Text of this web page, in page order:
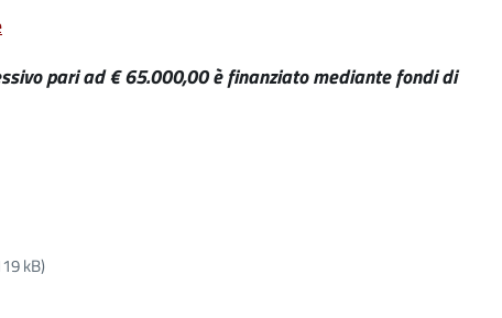
pari ad € 65.000,00 è finanziato mediante fondi di
kB)